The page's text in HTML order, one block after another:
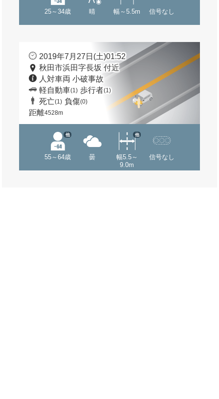
25～34歳 晴 幅～5.5m 信号なし
2019年7月27日(土)01:52
秋田市浜田字長坂 付近
人対車両 小破事故
軽自動車(1) 歩行者(1)
死亡(1) 負傷(0)
距離4528m
55～64歳
他
曇
幅5.5～
9.0m
他
信号なし